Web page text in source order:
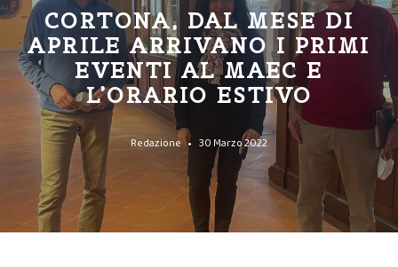
CORTONA, DAL MESE DI
APRILE ARRIVANO I PRIMI
EVENTI AL MAEC E
L’ORARIO ESTIVO
Redazione 30 Marzo 2022